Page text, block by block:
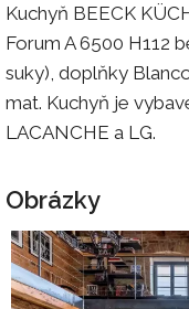
Kuchyň BEECK
Forum A 6500 H112
suky), doplňky
mat. Kuchyň je
LACANCHE a LG.
Obrázky